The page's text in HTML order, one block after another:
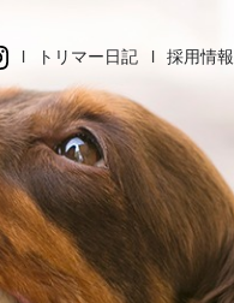
l トリマー日記 l 採用情報